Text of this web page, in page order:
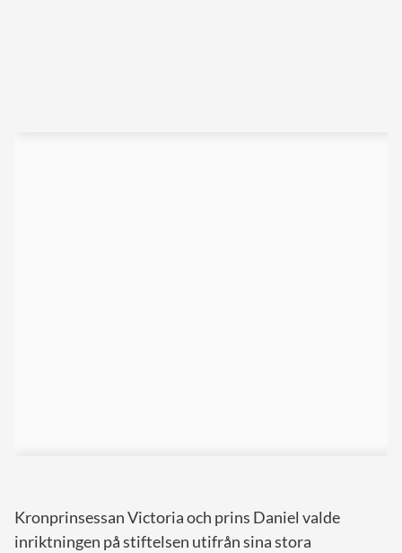
Kronprinsessan Victoria och prins Daniel valde
inriktningen på stiftelsen utifrån sina stora